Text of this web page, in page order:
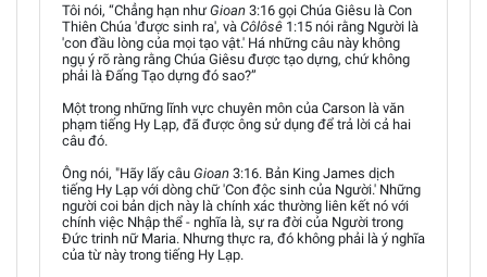
Tôi nói, “Chẳng hạn như Gioan 3:16 gọi Chúa Giêsu là Con
Thiên Chúa 'được sinh ra', và Côlôsê 1:15 nói rằng Người là
'con đầu lòng của mọi tạo vật.' Há những câu này không
ngụ ý rõ ràng rằng Chúa Giêsu được tạo dựng, chứ không
phải là Đấng Tạo dựng đó sao?”
Một trong những lĩnh vực chuyên môn của Carson là văn
phạm tiếng Hy Lạp, đã được ông sử dụng để trả lời cả hai
câu đó.
Ông nói, "Hãy lấy câu Gioan 3:16. Bản King James dịch
tiếng Hy Lạp với dòng chữ 'Con độc sinh của Người.' Những
người coi bản dịch này là chính xác thường liên kết nó với
chính việc Nhập thể - nghĩa là, sự ra đời của Người trong
Đức trinh nữ Maria. Nhưng thực ra, đó không phải là ý nghĩa
của từ này trong tiếng Hy Lạp.